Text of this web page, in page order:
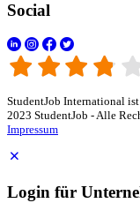
Social
StudentJob International
2023 StudentJob - Alle
Impressum
Login für